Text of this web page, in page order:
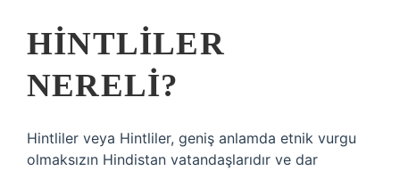
HINTLILER
NERELI?
Hintliler veya Hintliler, geniş anlamda etnik vurgu
olmaksızın Hindistan vatandaşlarıdır ve dar